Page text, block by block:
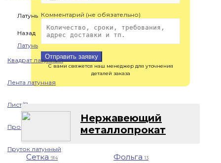
Латунь
Назад
Латунь
Квадрат латунный
Лента латунная
Лист/Плита латунная
Проволока латунная
Пруток латунный
Комментарий (не обязательно)
Отправить заявку
С вами свяжется наш менеджер для уточнения
деталей заказа
Нержавеющий
металлопрокат
Сетка 914 Фольга13